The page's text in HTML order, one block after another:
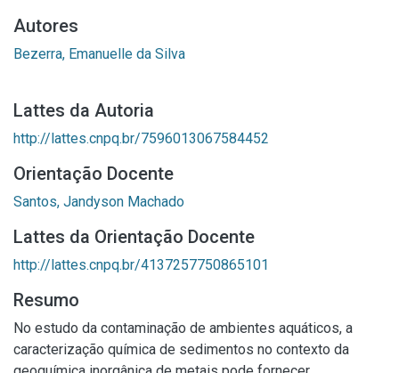
Autores
Bezerra, Emanuelle da Silva
Lattes da Autoria
http://lattes.cnpq.br/7596013067584452
Orientação Docente
Santos, Jandyson Machado
Lattes da Orientação Docente
http://lattes.cnpq.br/4137257750865101
Resumo
No estudo da contaminação de ambientes aquáticos, a
caracterização química de sedimentos no contexto da